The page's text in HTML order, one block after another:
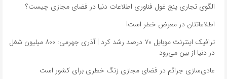
الگوی تجاری پنج غول فناوری اطلاعات دنیا در فضای مجازی چیست؟
اطلاعاتتان در معرض خطر است!
ترافیک اینترنت موبایل ۷۰ درصد رشد کرد | آذری جهرمی: ۸۰۰ میلیون شغل
در دنیا از بین می‌رود
عادی‌سازی جرائم در فضای مجازی زنگ خطری برای کشور است